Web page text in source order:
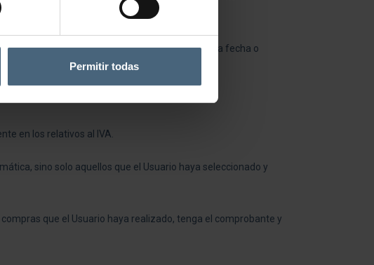
Permitir todas
en LA PERLA.
a contactar con el usuario y reubicar la fecha o
en los relativos al IVA.
sino solo aquellos que el Usuario haya seleccionado y
que el Usuario haya realizado, tenga el comprobante y